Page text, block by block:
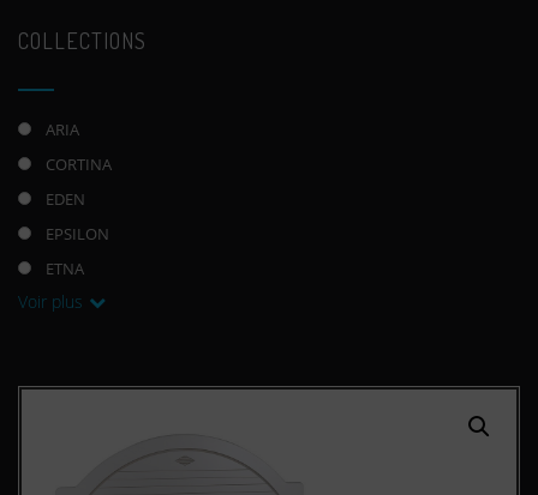
COLLECTIONS
ARIA
CORTINA
EDEN
EPSILON
ETNA
Voir plus